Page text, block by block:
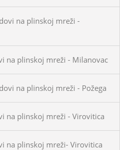
na plinskoj mreži -
na plinskoj mreži - Milanovac
na plinskoj mreži - Požega
na plinskoj mreži - Virovitica
na plinskoj mreži- Virovitica